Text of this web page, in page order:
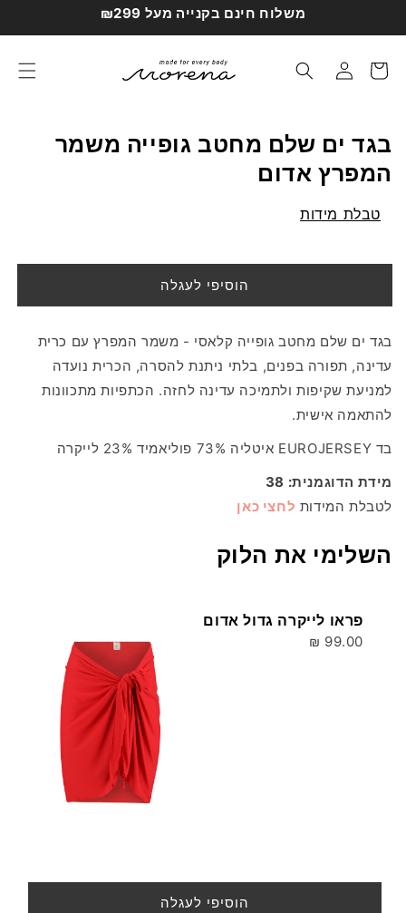
משלוח חינם בקנייה מעל ₪299
התחברות
קניות
בגד ים שלם מחטב גופייה משמר
המפרץ אדום
טבלת מידות
הוסיפי לעגלה
בגד ים שלם מחטב גופייה קלאסי - משמר המפרץ עם כרית
עדינה, תפורה בפנים, בלתי ניתנת להסרה, הכרית נועדה
למניעת שקיפות ולתמיכה עדינה לחזה. הכתפיות מתכוונות
להתאמה אישית.
בד EUROJERSEY איטליה 73% פוליאמיד 23% לייקרה
מידת הדוגמנית: 38
לטבלת המידות לחצי כאן
השלימי את הלוק
99.00 ₪
פראו לייקרה גדול אדום
הוסיפי לעגלה